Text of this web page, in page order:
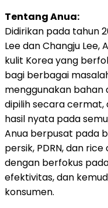
Tentang Anua:
Didirikan pada tahun
Lee dan Changju
kulit Korea yang
bagi berbagai
menggunakan bahan
dipilih secara
hasil nyata pada
Anua berpusat pada
persik, PDRN, dan
dengan berfokus
efektivitas, dan
konsumen.